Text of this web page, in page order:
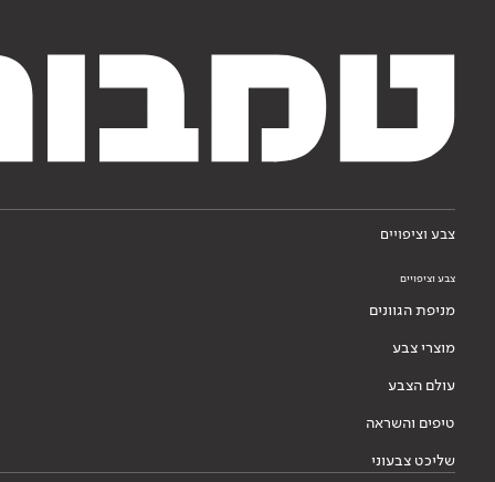
צבע וציפויים
צבע וציפויים
מניפת הגוונים
מוצרי צבע
עולם הצבע
טיפים והשראה
שליכט צבעוני